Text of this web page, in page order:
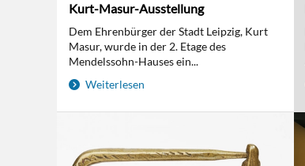
Kurt-Masur-Ausstellung
Dem Ehrenbürger der Stadt Leipzig, Kurt
Masur, wurde in der 2. Etage des
Mendelssohn-Hauses ein...
Weiterlesen